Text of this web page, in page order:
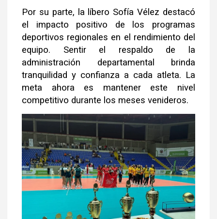
Por su parte, la líbero Sofía Vélez destacó
el impacto positivo de los programas
deportivos regionales en el rendimiento del
equipo. Sentir el respaldo de la
administración departamental brinda
tranquilidad y confianza a cada atleta. La
meta ahora es mantener este nivel
competitivo durante los meses venideros.